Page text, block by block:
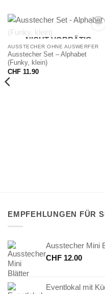
NICHT VORRÄTIG
AUSSTECHER OHNE AUSWERFER
Ausstecher Set – Alphabet
(Funky, klein)
CHF11.90
EMPFEHLUNGEN FÜR
Ausstecher Mini
CHF 12.00
Eventlokal mit